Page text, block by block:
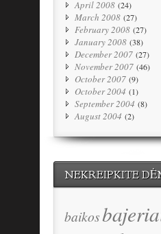
April 2008 (24)
March 2008 (27)
February 2008 (27)
January 2008 (38)
December 2007 (27)
November 2007 (46)
October 2007 (9)
October 2004 (1)
September 2004 (8)
August 2004 (2)
NEKREIPKITE
baikos